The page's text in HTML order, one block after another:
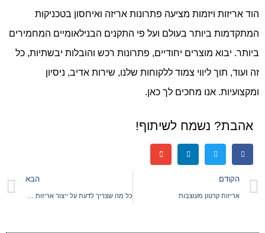
הוד אריזות ויזמות מציעה פתרונות אריזה ואיחסון בטכניקות
המתקדמות ביותר בעולם ועל פי התקנים הבנילאומיים המחמירים
ביותר. יבוא מוצרים יחודיים, פתרונות רכש והובלות יבשתיות, כל
זה ועוד, תוך ליווי צמוד ללקוחות שלנו, שירות אדיב, ניסיון
ומקצועיות. אנו מחכים לך כאן.
אהבת? נשמח לשיתוף!
הקודם
אריזות קרטון מעוצבות
הבא